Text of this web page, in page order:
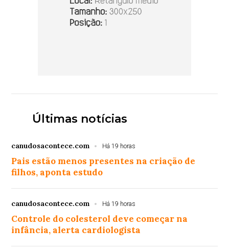
Últimas notícias
canudosacontece.com Há 19 horas
Pais estão menos presentes na criação de
filhos, aponta estudo
canudosacontece.com Há 19 horas
Controle do colesterol deve começar na
infância, alerta cardiologista